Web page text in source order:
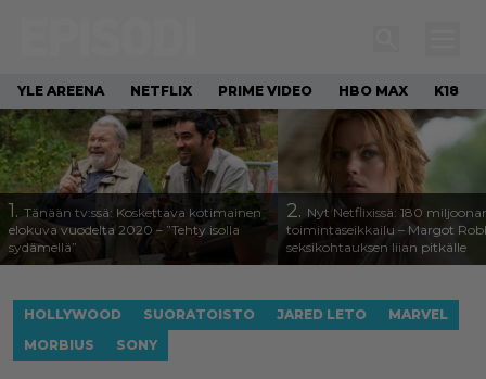
YLE AREENA NETFLIX PRIME VIDEO HBO MAX K18
1. Tänään tv:ssä: Koskettava kotimainen
elokuva vuodelta 2020 – ”Tehty isolla
sydämellä”
2. Nyt Netflixissä: 180
toimintaseikkailu – Margot
seksikohtauksen liian pitkälle
HOLLYWOOD SUORATOISTO JARED LETO
MARVEL
MORBIUS
SONY